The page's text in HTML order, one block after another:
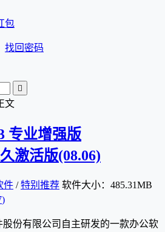
包
找回密码

文
专业增强版
激活版(08.06)
件 /特别推荐 软件大小：485.31MB
)
股份有限公司自主研发的一款办公软